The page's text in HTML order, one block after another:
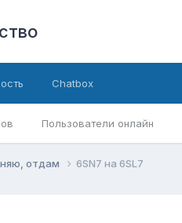
Пользователи онлайн
Chatbox
отдам 6SN7 на 6SL7